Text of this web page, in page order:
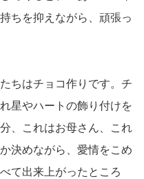
ちを抑えながら、頑張っ
ちはチョコ作りです。チ
星やハートの飾り付けを
、これはお母さん、これ
決めながら、愛情をこめ
て出来上がったところ